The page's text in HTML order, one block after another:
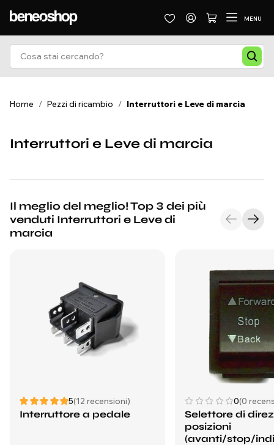
MENU
Home / Pezzi di ricambio / Interruttori e Leve di marcia
Interruttori e Leve di marcia
Il meglio del meglio! Top 3 dei più
venduti Interruttori e Leve di
marcia
5(12 recensioni)
Interruttore a pedale
0(0
Selettore di
posizioni
(avanti/stop/